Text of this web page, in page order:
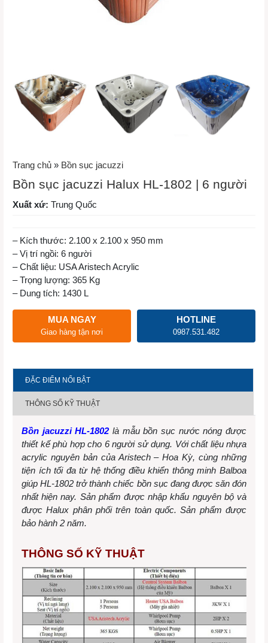
Trang chủ » Bồn sục jacuzzi
Bồn sục jacuzzi Halux HL-1802 | 6 người
– Kích thước: 2.100 x 2.100 x 950 mm
– Vị trí ngồi: 6 người
– Chất liệu: USA Aristech Acrylic
– Trọng lượng: 365 Kg
– Dung tích: 1430 L
Xuất xứ: Trung Quốc
MUA NGAY
Giao hàng tận nơi
HOTLINE
0987.531.482
ĐẶC ĐIỂM NỔI BẬT
THÔNG SỐ KỸ THUẬT
Bồn jacuzzi HL-1802là mẫu bồn sục nước nóng được
thiết kế phù hợp cho 6 người sử dụng. Với chất liệu nhựa
acrylic nguyên bản của Aristech – Hoa Kỳ, cùng những
tiện ích tối đa từ hệ thống điều khiển thông minh Balboa
giúp HL-1802 trở thành chiếc bồn sục đang được săn đón
nhất hiện nay. Sản phẩm được nhập khẩu nguyên bộ và
được Halux phân phối trên toàn quốc. Sản phẩm được
bảo hành 2 năm.
THÔNG SỐ KỸ THUẬT